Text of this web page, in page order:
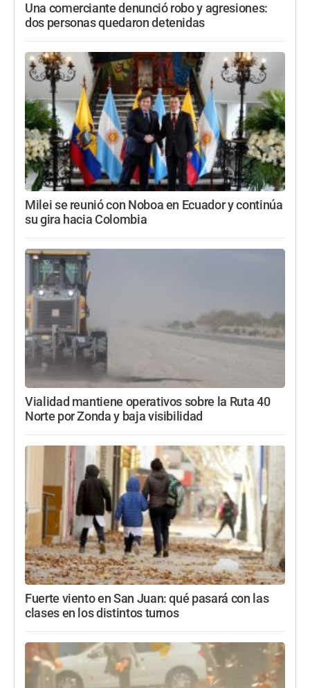
Una comerciante denunció robo y agresiones:
dos personas quedaron detenidas
Milei se reunió con Noboa en Ecuador y continúa
su gira hacia Colombia
Vialidad mantiene operativos sobre la Ruta 40
Norte por Zonda y baja visibilidad
Fuerte viento en San Juan: qué pasará con las
clases en los distintos turnos